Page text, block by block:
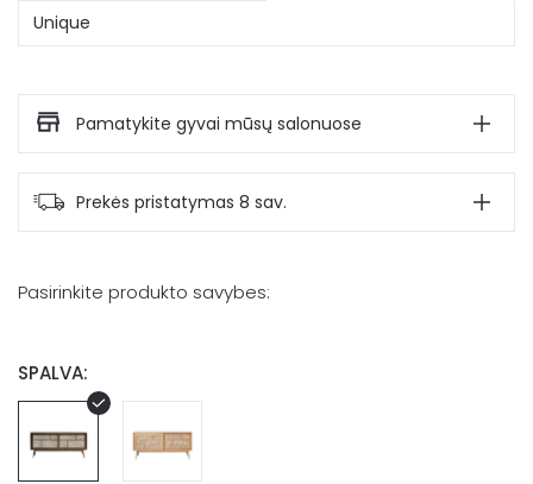
Unique
Pamatykite gyvai mūsų salonuose
Prekės pristatymas 8 sav.
Pasirinkite produkto savybes:
SPALVA: